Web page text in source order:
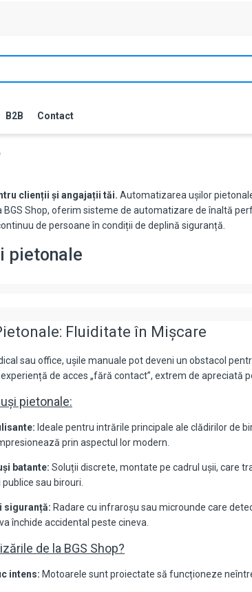
B2B Contact
clienții și angajații tăi. Automatizarea ușilor
BGS Shop, oferim sisteme de automatizare de înaltă
de persoane în condiții de deplină siguranță.
pietonale
Fluiditate în Mișcare
sau office, ușile manuale pot deveni un obstacol
de acces „fără contact”, extrem de apreciată
pietonale:
Ideale pentru intrările principale ale clădirilor de
prin aspectul lor modern.
batante: Soluții discrete, montate pe cadrul ușii, care
sau birouri.
siguranță: Radare cu infraroșu sau microunde care
închide accidental peste cineva.
de la BGS Shop?
intens: Motoarele sunt proiectate să funcționeze